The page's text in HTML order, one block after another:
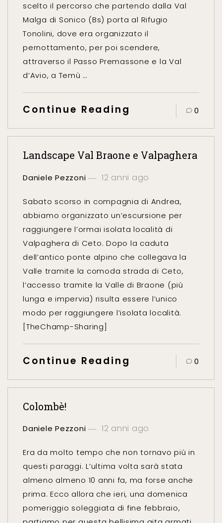
scelto il percorso che partendo dalla Val
Malga di Sonico (Bs) porta al Rifugio
Tonolini, dove era organizzato il
pernottamento, per poi scendere,
attraverso il Passo Premassone e la Val
d’Avio, a Temù …
Continue Reading 0
Landscape Val Braone e Valpaghera
Daniele Pezzoni 12 anni ago
Sabato scorso in compagnia di Andrea,
abbiamo organizzato un’escursione per
raggiungere l’ormai isolata località di
Valpaghera di Ceto. Dopo la caduta
dell’antico ponte alpino che collegava la
Valle tramite la comoda strada di Ceto,
l’accesso tramite la Valle di Braone (più
lunga e impervia) risulta essere l’unico
modo per raggiungere l’isolata località.
[TheChamp-Sharing]
Continue Reading 0
Colombè!
Daniele Pezzoni 12 anni ago
Era da molto tempo che non tornavo più in
questi paraggi. L’ultima volta sarà stata
almeno almeno 10 anni fa, ma forse anche
prima. Ecco allora che ieri, una domenica
pomeriggio soleggiata di fine febbraio,